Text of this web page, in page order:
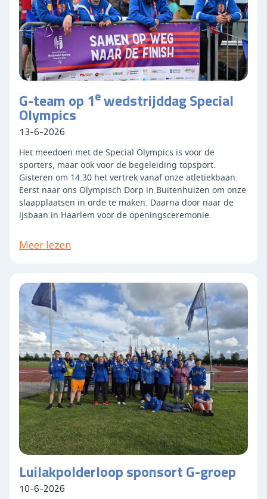
G-team op 1ewedstrijddag Special
Olympics
13-6-2026
Het meedoen met de Special Olympics is voor de
sporters, maar ook voor de begeleiding topsport.
Gisteren om 14.30 het vertrek vanaf onze atletiekbaan.
Eerst naar ons Olympisch Dorp in Buitenhuizen om onze
slaapplaatsen in orde te maken. Daarna door naar de
ijsbaan in Haarlem voor de openingsceremonie.
Meer lezen
Luilakpolderloop sponsort G-groep
10-6-2026